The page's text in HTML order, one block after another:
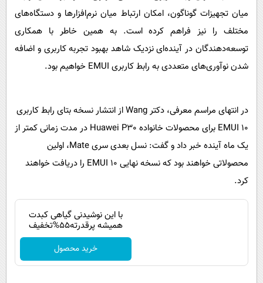
سیاست خارجی
میان تجهیزات گوناگون، امکان ارتباط میان‌ نرم‌افزارها و دستگاه‌های
مختلف را نیز فراهم کرده است. به همین خاطر با همکاری
توسعه‌دهندگان در آینده‌ای نزدیک شاهد بهبود تجربه کاربری و اضافه
شدن نوآوری‌های متعددی به رابط کاربری EMUI خواهیم بود.
در انتهای مراسم معرفی، دکتر Wang از انتشار نسخه بتای رابط کاربری
EMUI 10 برای محصولات خانواده Huawei P30 در مدت زمانی کمتر از
یک ماه آینده خبر داد و گفت: نسل بعدی سری Mate، اولین
محصولاتی خواهند بود که نسخه‌ نهایی EMUI 10 را دریافت خواهند
کرد.
با این نوشیدنی گیاهی کبدت
همیشه پرقدرته55%تخفیف
خرید محصول